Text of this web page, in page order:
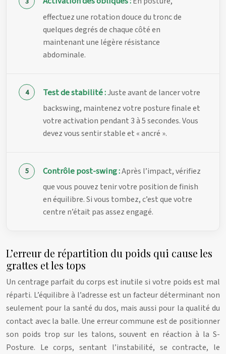
effectuez une rotation douce du tronc de
quelques degrés de chaque côté en
maintenant une légère résistance
abdominale.
Test de stabilité :Juste avant de lancer votre
backswing, maintenez votre posture finale et
votre activation pendant 3 à 5 secondes. Vous
devez vous sentir stable et « ancré ».
Contrôle post-swing :Après l’impact, vérifiez
que vous pouvez tenir votre position de finish
en équilibre. Si vous tombez, c’est que votre
centre n’était pas assez engagé.
L’erreur de répartition du poids qui cause les
grattes et les tops
Un centrage parfait du corps est inutile si votre poids est mal
réparti. L’équilibre à l’adresse est un facteur déterminant non
seulement pour la santé du dos, mais aussi pour la qualité du
contact avec la balle. Une erreur commune est de positionner
son poids trop sur les talons, souvent en réaction à la S-
Posture. Le corps, sentant l’instabilité, se contracte, le